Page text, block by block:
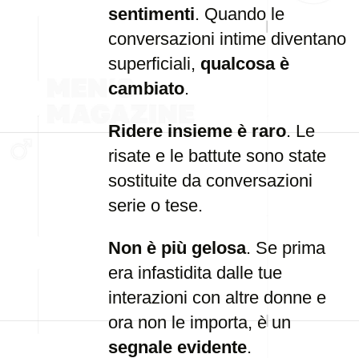
sentimenti. Quando le
conversazioni intime diventano
superficiali, qualcosa è
cambiato.
Ridere insieme è raro. Le
risate e le battute sono state
sostituite da conversazioni
serie o tese.
Non è più gelosa. Se prima
era infastidita dalle tue
interazioni con altre donne e
ora non le importa, è un
segnale evidente.